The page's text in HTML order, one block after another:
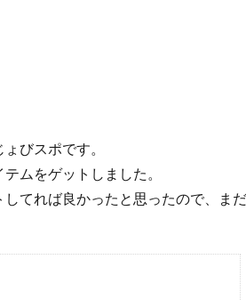
びスポです。
ムをゲットしました。
てれば良かったと思ったので、ま